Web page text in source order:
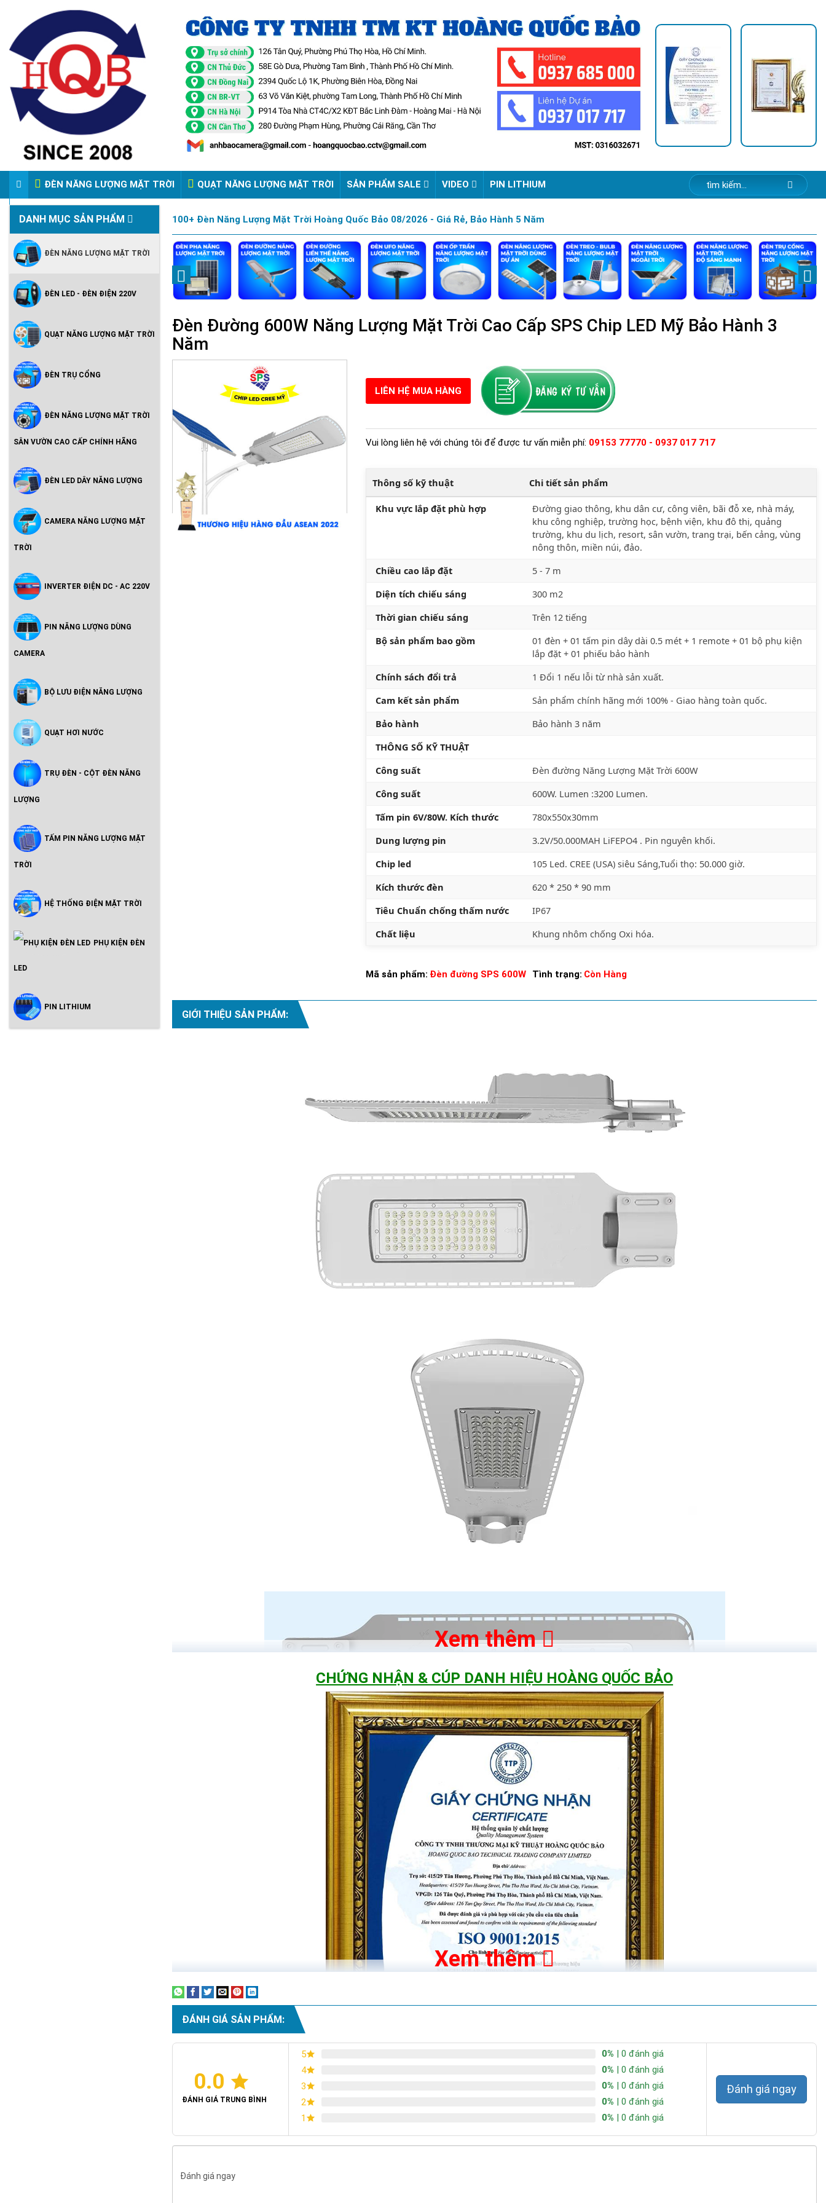
ĐÈN NĂNG LƯỢNG MẶT TRỜI QUẠT NĂNG LƯỢNG MẶT TRỜI SẢN PHẨM SALE VIDEO PIN LITHIUM
VIDEO ĐÈN PHA ĐIỆN 220V
DANH MỤC SẢN PHẨM
ĐÈN NĂNG LƯỢNG MẶT TRỜI
Vườn Cao Cấp Chính Hãng
ĐÈN LED - ĐÈN ĐIỆN 220V
Hoàng Quốc Bảo - Độ Sáng Cao,
QUẠT NĂNG LƯỢNG MẶT TRỜI
ĐÈN TRỤ CỔNG
ĐÈN NĂNG LƯỢNG MẶT TRỜI
SÂN VƯỜN CAO CẤP CHÍNH HÃNG
ĐÈN LED DÂY NĂNG LƯỢNG
CAMERA NĂNG LƯỢNG MẶT
TRỜI
INVERTER ĐIỆN DC - AC 220V
PIN NĂNG LƯỢNG DÙNG
CAMERA
BỘ LƯU ĐIỆN NĂNG LƯỢNG
QUẠT HƠI NƯỚC
TRỤ ĐÈN - CỘT ĐÈN NĂNG
LƯỢNG
TẤM PIN NĂNG LƯỢNG MẶT
TRỜI
HỆ THỐNG ĐIỆN MẶT TRỜI
Inveter Hòa Lưới Có Lưu Trữ -
PHỤ KIỆN ĐÈN
LED
PIN LITHIUM
100+ Đèn Năng Lượng Mặt Trời Hoàng Quốc Bảo 08/2026 - Giá Rẻ, Bảo Hành 5 Năm
Đèn Đường 600W Năng Lượng Mặt Trời Cao Cấp SPS Chip LED Mỹ Bảo Hành 3
Năm
LIÊN HỆ MUA HÀNG
Vui lòng liên hệ với chúng tôi để được tư vấn miễn phí: 09153 77770 - 0937 017 717
Thông số kỹ thuật Chi tiết sản phẩm
Khu vực lắp đặt phù hợp
Đường giao thông, khu dân cư, công viên, bãi đỗ xe, nhà máy,
khu công nghiệp, trường học, bệnh viện, khu đô thị, quảng
trường, khu du lịch, resort, sân vườn, trang trại, bến cảng, vùng
nông thôn, miền núi, đảo.
Chiều cao lắp đặt
5 - 7 m
Diện tích chiếu sáng
300 m2
Thời gian chiếu sáng
Trên 12 tiếng
Bộ sản phẩm bao gồm
01 đèn + 01 tấm pin dây dài 0.5 mét + 1 remote + 01 bộ phụ kiện
lắp đặt + 01 phiếu bảo hành
Chính sách đổi trả
1 Đổi 1 nếu lỗi từ nhà sản xuất.
Cam kết sản phẩm
Sản phẩm chính hãng mới 100% - Giao hàng toàn quốc.
Bảo hành
Bảo hành 3 năm
THÔNG SỐ KỸ THUẬT
Công suất
Đèn đường Năng Lượng Mặt Trời 600W
Công suất
600W. Lumen :3200 Lumen.
Tấm pin 6V/80W. Kích thước
780x550x30mm
Dung lượng pin
3.2V/50.000MAH LiFEPO4 . Pin nguyên khối.
Chip led
105 Led. CREE (USA) siêu Sáng,Tuổi thọ: 50.000 giờ.
Kích thước đèn
620 * 250 * 90 mm
Tiêu Chuẩn chống thấm nước
IP67
Chất liệu
Khung nhôm chống Oxi hóa.
Mã sản phẩm: Đèn đường SPS 600W Tình trạng: Còn Hàng
GIỚI THIỆU SẢN PHẨM:
Xem thêm
CHỨNG NHẬN & CÚP DANH HIỆU HOÀNG QUỐC BẢO
Xem thêm
ĐÁNH GIÁ SẢN PHẨM:
0.0
ĐÁNH GIÁ TRUNG BÌNH
5 0% | 0 đánh giá
4
0% | 0 đánh giá
3
0% | 0 đánh giá
2
0% | 0 đánh giá
1
0% | 0 đánh giá
Đánh giá ngay
Đánh giá ngay